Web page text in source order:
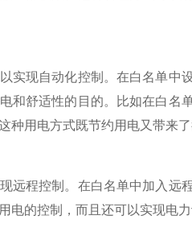
现自动化控制。在白名单中
和舒适性的目的。比如在白
种用电方式既节约用电又带来了
程控制。在白名单中加入远程
电的控制，而且还可以实现电